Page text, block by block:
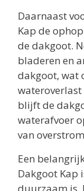
Daarnaast
Kap de
de dakgoot.
bladeren en
dakgoot, wat
wateroverlast
blijft de
waterafvoer
van
Een
Dakgoot Kap
duurzaam is.